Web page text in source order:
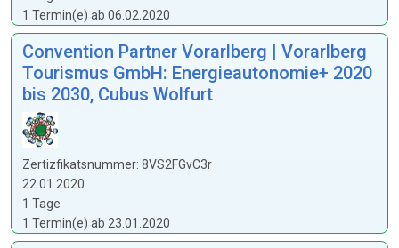
1 Termin(e) ab 06.02.2020
Convention Partner Vorarlberg | Vorarlberg
Tourismus GmbH: Energieautonomie+ 2020
bis 2030, Cubus Wolfurt
Zertizfikatsnummer: 8VS2FGvC3r
22.01.2020
1 Tage
1 Termin(e) ab 23.01.2020